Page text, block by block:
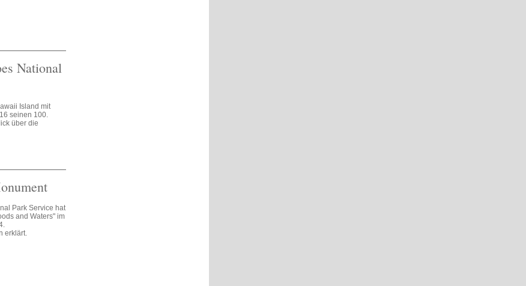
National
Island mit
seinen 100.
über die
Park Service hat
and Waters" im
erklärt.